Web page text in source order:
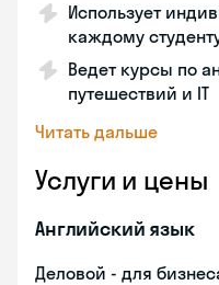
Использует
каждому
Ведет курсы по
путешествий и IT
Читать дальше
Услуги и цены
Английский язык
Деловой - для